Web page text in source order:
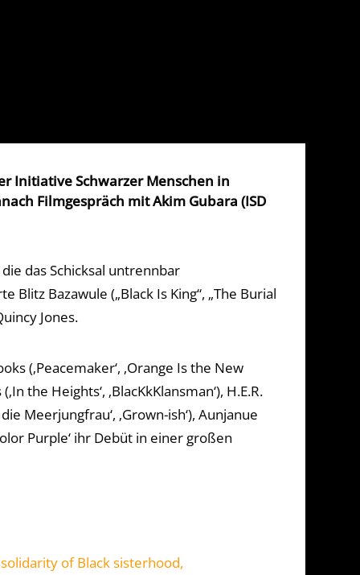
Initiative Schwarzer Menschen in
Filmgespräch mit Akim Gubara (ISD
das Schicksal untrennbar
Bazawule („Black Is King“, „The Burial
Jones.
(‚Peacemaker‘, ‚Orange Is the New
the Heights‘, ‚BlacKkKlansman‘), H.E.R.
Meerjungfrau‘, ‚Grown-ish‘), Aunjanue
Purple‘ ihr Debüt in einer großen
of Black sisterhood,